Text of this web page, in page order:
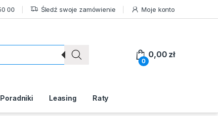
00 Śledź swoje zamówienie Moje konto
0
0,00 zł
Poradniki Leasing Raty